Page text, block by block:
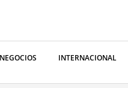
NEGOCIOS INTERNACIONAL